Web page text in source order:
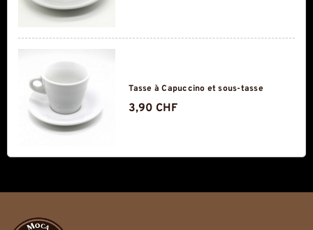
Tasse à Capuccino et sous-tasse
3,90 CHF